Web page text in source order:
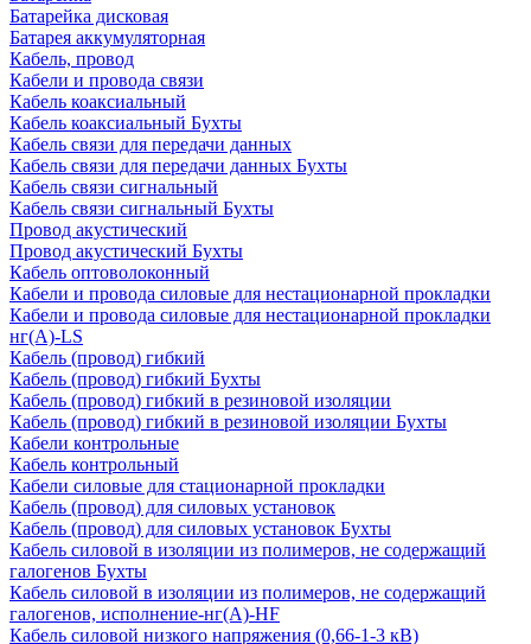
Батарейка дисковая
Батарея аккумуляторная
Кабель, провод
Кабели и провода связи
Кабель коаксиальный
Кабель коаксиальный Бухты
Кабель связи для передачи данных
Кабель связи для передачи данных Бухты
Кабель связи сигнальный
Кабель связи сигнальный Бухты
Провод акустический
Провод акустический Бухты
Кабель оптоволоконный
Кабели и провода силовые для нестационарной прокладки
Кабели и провода силовые для нестационарной прокладки
нг(А)-LS
Кабель (провод) гибкий
Кабель (провод) гибкий Бухты
Кабель (провод) гибкий в резиновой изоляции
Кабель (провод) гибкий в резиновой изоляции Бухты
Кабели контрольные
Кабель контрольный
Кабели силовые для стационарной прокладки
Кабель (провод) для силовых установок
Кабель (провод) для силовых установок Бухты
Кабель силовой в изоляции из полимеров, не содержащий
галогенов Бухты
Кабель силовой в изоляции из полимеров, не содержащий
галогенов, исполнение-нг(А)-HF
Кабель силовой низкого напряжения (0,66-1-3 кВ)